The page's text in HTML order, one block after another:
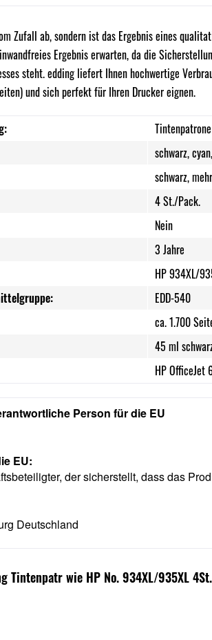
Zufall ab, sondern ist das Ergebnis eines
Ergebnis erwarten, da die
steht. edding liefert Ihnen hochwertige
und sich perfekt für Ihren Drucker eignen.
Tintenpatrone
schwarz,
schwarz,
4 St./Pack.
Nein
3 Jahre
HP 934XL/
EDD-540
ca. 1.700
45 ml
HP OfficeJet
Person für die EU
EU:
der sicherstellt, dass das
Deutschland
Tintenpatr wie HP No. 934XL/935XL